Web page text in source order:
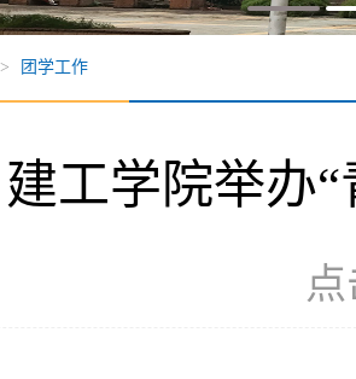
> 团学工作
建工学院举办